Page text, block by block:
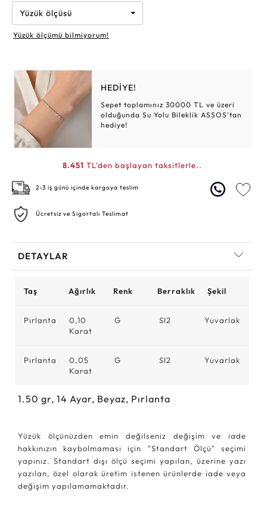
Yüzük ölçüsü
Yüzük ölçümü bilmiyorum!
HEDİYE!
Sepet toplamınız 30000 TL ve üzeri
olduğunda Su Yolu Bileklik ASSOS'tan
hediye!
8.451 TL'den başlayan taksitlerle..
2-3 iş günü içinde kargoya teslim
Ücretsiz ve Sigortalı Teslimat
DETAYLAR
Taş Ağırlık Renk Berraklık Şekil
Pırlanta
0,10
Karat
G SI2 Yuvarlak
Pırlanta
0,05
Karat
G SI2 Yuvarlak
1.50 gr, 14 Ayar, Beyaz, Pırlanta
Yüzük ölçünüzden emin değilseniz değişim ve iade
hakkınızın kaybolmaması için "Standart Ölçü" seçimi
yapınız. Standart dışı ölçü seçimi yapılan, üzerine yazı
yazılan, özel olarak üretim istenen ürünlerde iade veya
değişim yapılamamaktadır.